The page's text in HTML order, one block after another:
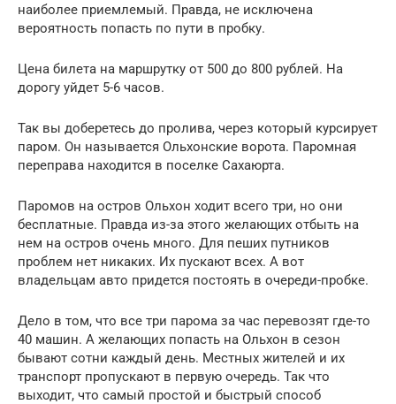
наиболее приемлемый. Правда, не исключена
вероятность попасть по пути в пробку.
Цена билета на маршрутку от 500 до 800 рублей. На
дорогу уйдет 5-6 часов.
Так вы доберетесь до пролива, через который курсирует
паром. Он называется Ольхонские ворота. Паромная
переправа находится в поселке Сахаюрта.
Паромов на остров Ольхон ходит всего три, но они
бесплатные. Правда из-за этого желающих отбыть на
нем на остров очень много. Для пеших путников
проблем нет никаких. Их пускают всех. А вот
владельцам авто придется постоять в очереди-пробке.
Дело в том, что все три парома за час перевозят где-то
40 машин. А желающих попасть на Ольхон в сезон
бывают сотни каждый день. Местных жителей и их
транспорт пропускают в первую очередь. Так что
выходит, что самый простой и быстрый способ